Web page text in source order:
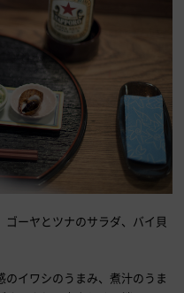
ーヤとツナのサラダ、バイ貝
イワシのうまみ、煮汁のうま